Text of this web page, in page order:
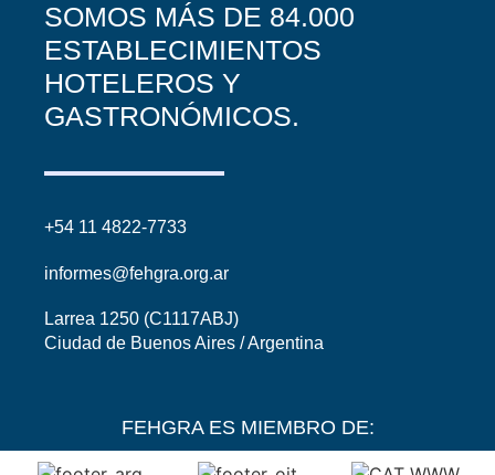
SOMOS MÁS DE 84.000
ESTABLECIMIENTOS
HOTELEROS Y
GASTRONÓMICOS.
+54 11 4822-7733
informes@fehgra.org.ar
Larrea 1250 (C1117ABJ)
Ciudad de Buenos Aires / Argentina
FEHGRA ES MIEMBRO DE: